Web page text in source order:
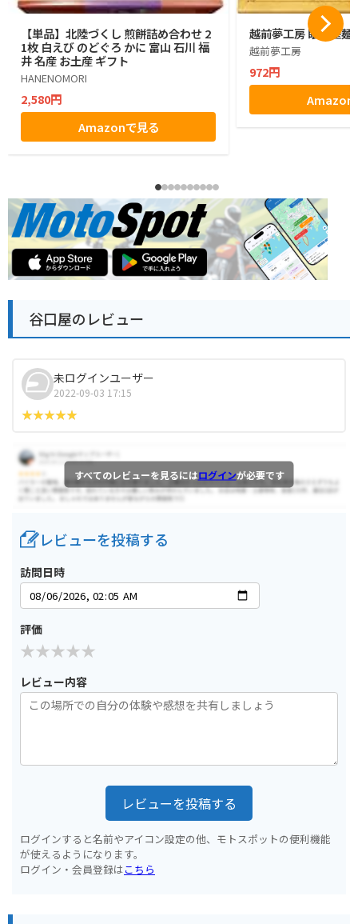
【単品】北陸づくし 煎餅詰め合わせ 2
1枚 白えび のどぐろ かに 富山 石川 福
井 名産 お土産 ギフト
HANENOMORI
2,580円
Amazonで見る
越前夢工房 眼鏡堅麺
越前夢工房
972円
Amazon
谷口屋のレビュー
未ログインユーザー
2022-09-03 17:15
すべてのレビューを見るにはログインが必要です
レビューを投稿する
訪問日時
評価
レビュー内容
レビューを投稿する
ログインすると名前やアイコン設定の他、モトスポットの便利機能
が使えるようになります。
ログイン・会員登録はこちら